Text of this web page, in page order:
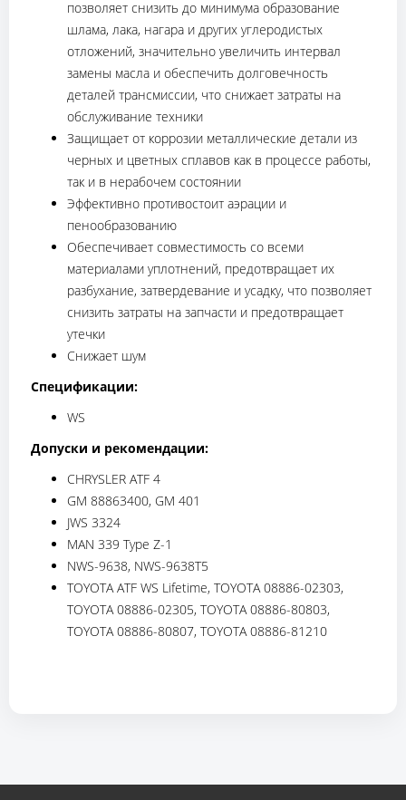
позволяет снизить до минимума образование
шлама, лака, нагара и других углеродистых
отложений, значительно увеличить интервал
замены масла и обеспечить долговечность
деталей трансмиссии, что снижает затраты на
обслуживание техники
Защищает от коррозии металлические детали из
черных и цветных сплавов как в процессе работы,
так и в нерабочем состоянии
Эффективно противостоит аэрации и
пенообразованию
Обеспечивает совместимость со всеми
материалами уплотнений, предотвращает их
разбухание, затвердевание и усадку, что позволяет
снизить затраты на запчасти и предотвращает
утечки
Снижает шум
Спецификации:
WS
Допуски и рекомендации:
CHRYSLER ATF 4
GM 88863400, GM 401
JWS 3324
MAN 339 Type Z-1
NWS-9638, NWS-9638T5
TOYOTA ATF WS Lifetime, TOYOTA 08886-02303,
TOYOTA 08886-02305, TOYOTA 08886-80803,
TOYOTA 08886-80807, TOYOTA 08886-81210